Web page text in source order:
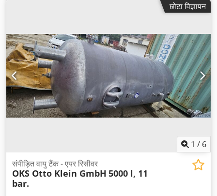
छोटा विज्ञापन
1 / 6
संपीड़ित वायु टैंक - एयर रिसीवर
OKS Otto Klein GmbH 5000 l, 11
bar.